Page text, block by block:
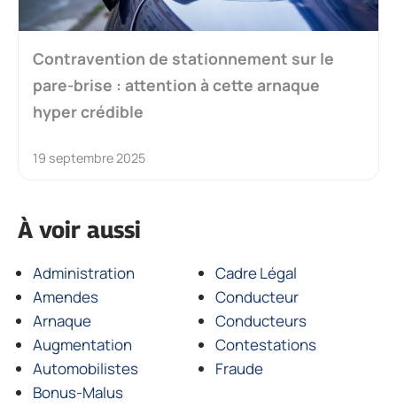
Contravention de stationnement sur le
pare-brise : attention à cette arnaque
hyper crédible
19 septembre 2025
À voir aussi
Administration
Amendes
Arnaque
Augmentation
Automobilistes
Bonus-Malus
Cadre Légal
Conducteur
Conducteurs
Contestations
Fraude